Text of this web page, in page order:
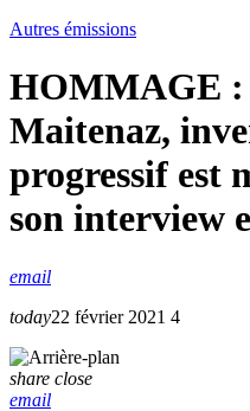
Autres émissions
HOMMAGE
Maitenaz,
progressif est
son interview
email
today22 février 2021 4
share close
email